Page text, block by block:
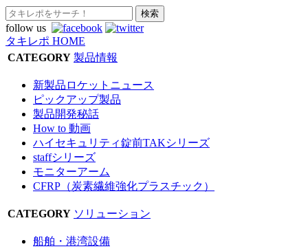
follow us
タキレポ HOME
CATEGORY 製品情報
新製品ロケットニュース
ピックアップ製品
製品開発秘話
How to 動画
ハイセキュリティ錠前TAKシリーズ
staffシリーズ
モニターアーム
CFRP（炭素繊維強化プラスチック）
CATEGORY ソリューション
船舶・港湾設備